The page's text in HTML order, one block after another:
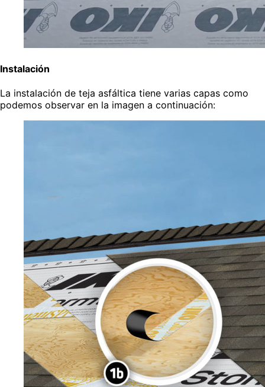
Instalación
La instalación de teja asfáltica tiene varias capas como
podemos observar en la imagen a continuación: